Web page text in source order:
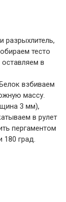
разрыхлитель,
тесто
в
взбиваем
массу.
3 мм),
в рулет
пергаментом
180 град.